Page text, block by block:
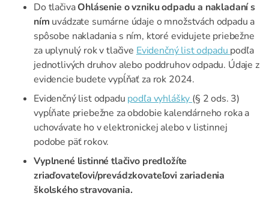
Do tlačivaOhlásenie o vzniku odpadu a nakladaní s
ním uvádzate sumárne údaje o množstvách odpadu a
spôsobe nakladania s ním, ktoré evidujete priebežne
za uplynulý rok v tlačive Evidenčný list odpadu podľa
jednotlivých druhov alebo poddruhov odpadu. Údaje z
evidencie budete vypĺňať za rok 2024.
Evidenčný list odpadu podľa vyhlášky (§ 2 ods. 3)
vypĺňate priebežne za obdobie kalendárneho roka a
uchovávate ho v elektronickej alebo v listinnej
podobe päť rokov.
Vyplnené listinné tlačivo predložíte
zriaďovateľovi/prevádzkovateľovi zariadenia
školského stravovania.